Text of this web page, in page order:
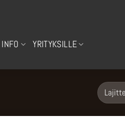
INFO YRITYKSILLE